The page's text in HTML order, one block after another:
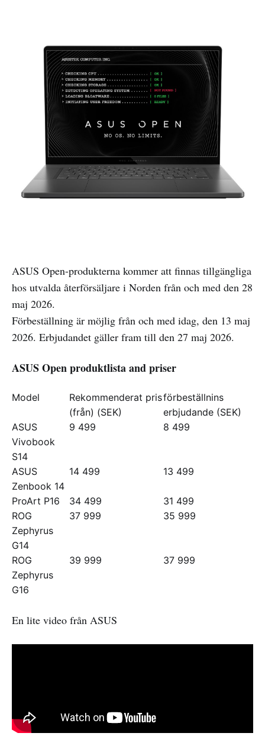
ASUS Open-produkterna kommer att finnas tillgängliga
hos utvalda återförsäljare i Norden från och med den 28
maj 2026.
Förbeställning är möjlig från och med idag, den 13 maj
2026. Erbjudandet gäller fram till den 27 maj 2026.
ASUS Open produktlista and priser
Model
Rekommenderat pris
(från) (SEK)
förbeställnins
erbjudande (SEK)
ASUS
Vivobook
S14
9 499 8 499
ASUS
Zenbook 14
14 499 13 499
ProArt P16 34 499
31 499
ROG
Zephyrus
G14
37 999 35 999
ROG
Zephyrus
G16
39 999 37 999
En lite video från ASUS